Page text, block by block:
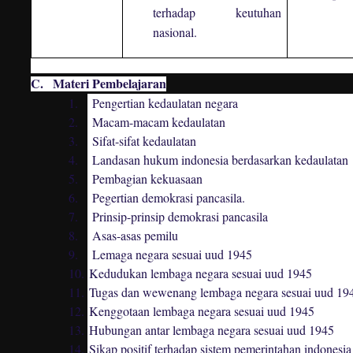
terhadap keutuhan
nasional.
C. Materi Pembelajaran
1.
Pengertian kedaulatan negara
2.
Macam-macam kedaulatan
3.
Sifat-sifat kedaulatan
4.
Landasan hukum indonesia berdasarkan kedaulatan
5.
Pembagian kekuasaan
6.
Pegertian demokrasi pancasila.
7.
Prinsip-prinsip demokrasi pancasila
8.
Asas-asas pemilu
9.
Lemaga negara sesuai uud 1945
10. Kedudukan lembaga negara sesuai uud 1945
11. Tugas dan wewenang lembaga negara sesuai uud
12. Kenggotaan lembaga negara sesuai uud 1945
13. Hubungan antar lembaga negara sesuai uud 1945
14. Sikap positif terhadap sistem pemerintahan indonesia